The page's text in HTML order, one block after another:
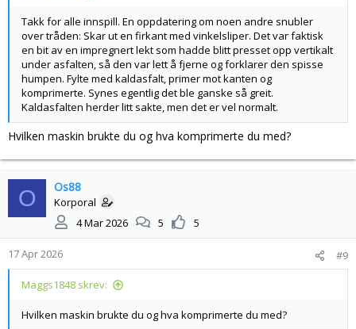
Takk for alle innspill. En oppdatering om noen andre snubler
over tråden: Skar ut en firkant med vinkelsliper. Det var faktisk
en bit av en impregnert lekt som hadde blitt presset opp vertikalt
under asfalten, så den var lett å fjerne og forklarer den spisse
humpen. Fylte med kaldasfalt, primer mot kanten og
komprimerte. Synes egentlig det ble ganske så greit.
Kaldasfalten herder litt sakte, men det er vel normalt.
Hvilken maskin brukte du og hva komprimerte du med?
O Os88
Korporal
4 Mar 2026
5 5
17 Apr 2026 #9
Maggs1848 skrev:
Hvilken maskin brukte du og hva komprimerte du med?